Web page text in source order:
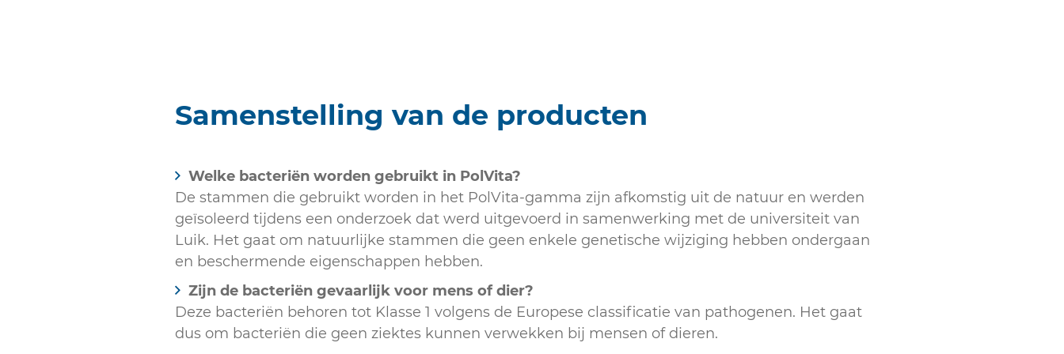
Samenstelling van de producten
Welke bacteriën worden gebruikt in PolVita?
De stammen die gebruikt worden in het PolVita-gamma zijn afkomstig uit de natuur en werden
geïsoleerd tijdens een onderzoek dat werd uitgevoerd in samenwerking met de universiteit van
Luik. Het gaat om natuurlijke stammen die geen enkele genetische wijziging hebben ondergaan
en beschermende eigenschappen hebben.
Zijn de bacteriën gevaarlijk voor mens of dier?
Deze bacteriën behoren tot Klasse 1 volgens de Europese classificatie van pathogenen. Het gaat
dus om bacteriën die geen ziektes kunnen verwekken bij mensen of dieren.